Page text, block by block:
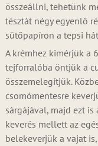
összeállni, tehetünk
tésztát négy egyenlő
sütőpapíron a tepsi
A krémhez kimérjük a
tejforralóba öntjük a
összemelegítjük.
csomómentesre
sárgájával, majd ezt
keverés mellett az
belekeverjük a vajat